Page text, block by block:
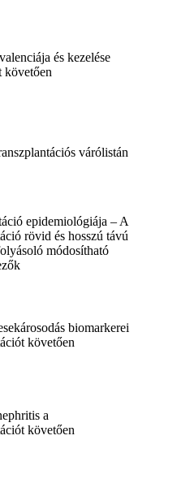
és kezelése
követően
várólistán
epidemiológiája – A
rövid és hosszú távú
módosítható
biomarkerei
követően
a
követően